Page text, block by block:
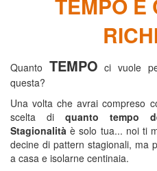
TEMPO E
Quanto TEMPO ci vuole
questa?
Una volta che avrai compreso
scelta di quanto tempo
Stagionalitàè solo tua... noi ti
decine di pattern stagionali, ma
a casa e isolarne centinaia.